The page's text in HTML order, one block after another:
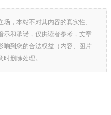
，本站不对其内容的真实性、
示和承诺，仅供读者参考，文章
响到您的合法权益（内容、图片
删除处理。